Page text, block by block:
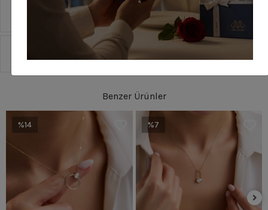
Taksit Seçenekleri
Sipariş Ve Teslimat
Benzer Ürünler
%14 %7